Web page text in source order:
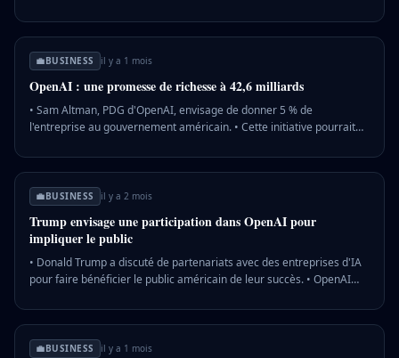
de partager équitablement les bénéfices de l'IA avec le public. • La
proposition a été initialement présentée à Donald Trump au début
de l'année dernière, selon des sources anonymes. 💡 Pourquoi c'est
les entreprises technologiques et le gouvernement américain,
affectant potentiellement la régulation de l'IA.
💼BUSINESS il y a 1 mois
OpenAI : une promesse de richesse à 42,6 milliards
• Sam Altman, PDG d'OpenAI, envisage de donner 5 % de
l'entreprise au gouvernement américain. • Cette initiative pourrait
valorisation actuelle d'OpenAI. • L'idée vise à compenser l'impact de
l'IA sur le marché du travail et à apaiser les inquiétudes du public. 💡
Pourquoi c'est important : Cette proposition pourrait transformer la
technologiques américaines.
💼BUSINESS il y a 2 mois
Trump envisage une participation dans OpenAI pour
impliquer le public
• Donald Trump a discuté de partenariats avec des entreprises d'IA
pour faire bénéficier le public américain de leur succès. • OpenAI
selon des discussions rapportées par CNBC. • Bernie Sanders
propose un impôt de 50% en actions pour des entreprises comme
OpenAI, visant à impliquer le public dans l'avenir de l'IA. 💡 Pourquoi
💼BUSINESS il y a 1 mois